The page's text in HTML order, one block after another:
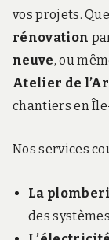
vos projets.
rénovation
neuve, ou
Atelier de
chantiers en
Nos services
La
des